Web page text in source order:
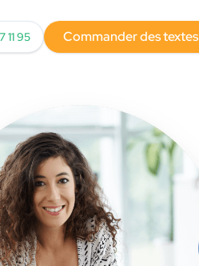
11 95 Commander des textes